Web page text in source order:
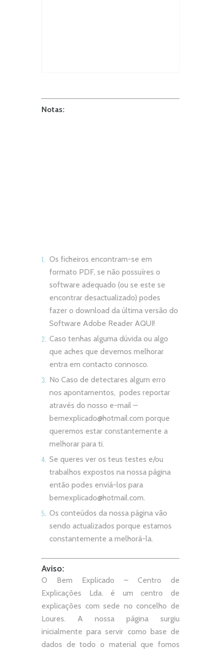
Notas:
Os ficheiros encontram-se em
formato PDF, se não possuíres o
software adequado (ou se este se
encontrar desactualizado) podes
fazer o download da última versão do
Software Adobe Reader AQUI!
Caso tenhas alguma dúvida ou algo
que aches que devemos melhorar
entra em contacto connosco.
No Caso de detectares algum erro
nos apontamentos, podes reportar
através do nosso e-mail –
bemexplicado@hotmail.com porque
queremos estar constantemente a
melhorar para ti.
Se queres ver os teus testes e/ou
trabalhos expostos na nossa página
então podes enviá-los para
bemexplicado@hotmail.com.
Os conteúdos da nossa página vão
sendo actualizados porque estamos
constantemente a melhorá-la.
Aviso:
O Bem Explicado – Centro de
Explicações Lda. é um centro de
explicações com sede no concelho de
Loures. A nossa página surgiu
inicialmente para servir como base de
dados de todo o material que fomos